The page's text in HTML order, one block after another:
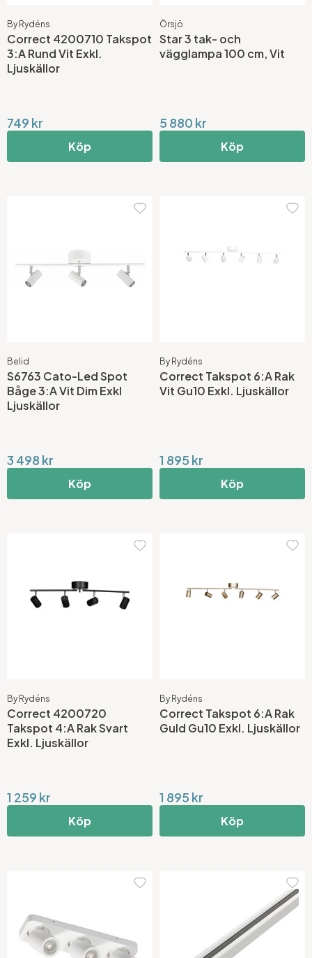
By Rydéns
Correct 4200710 Takspot
3:A Rund Vit Exkl.
Ljuskällor
749 kr
Köp
Örsjö
Star 3 tak- och
vägglampa 100 cm, Vit
5 880 kr
Köp
Belid
S6763 Cato-Led Spot
Båge 3:A Vit Dim Exkl
Ljuskällor
3 498 kr
Köp
By Rydéns
Correct Takspot 6:A Rak
Vit Gu10 Exkl. Ljuskällor
1 895 kr
Köp
By Rydéns
Correct 4200720
Takspot 4:A Rak Svart
Exkl. Ljuskällor
1 259 kr
Köp
By Rydéns
Correct Takspot 6:A Rak
Guld Gu10 Exkl. Ljuskällor
1 895 kr
Köp